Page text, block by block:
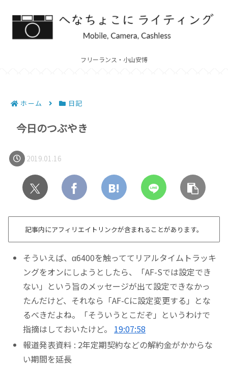
フリーランス・小山安博
ホーム 日記
今日のつぶやき
2019.01.16
記事内にアフィリエイトリンクが含まれることがあります。
そういえば、α6400を触っててリアルタイムトラッキ
ングをオンにしようとしたら、「AF-Sでは設定でき
ない」という旨のメッセージが出て設定できなかっ
たんだけど、それなら「AF-Cに設定変更する」とな
るべきだよね。「そういうとこだぞ」というわけで
指摘はしておいたけど。 19:07:58
報道発表資料 : 2年定期契約などの解約金がかからな
い期間を延長